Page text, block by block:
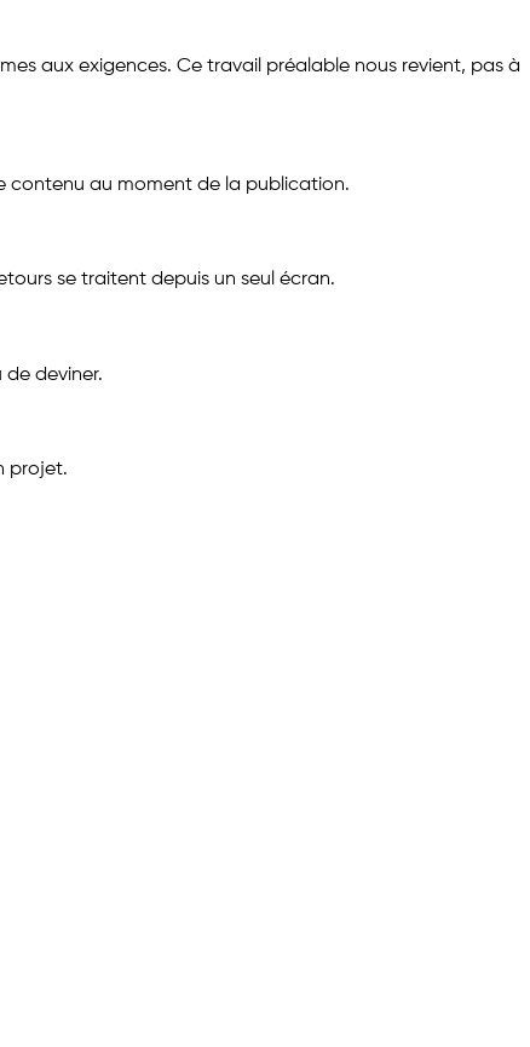
aux exigences. Ce travail préalable nous revient, pas à
contenu au moment de la publication.
se traitent depuis un seul écran.
deviner.
projet.